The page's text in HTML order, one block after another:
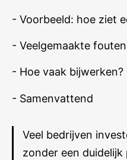
- Voorbeeld: hoe ziet
- Veelgemaakte fouten
- Hoe vaak bijwerken?
- Samenvattend
Veel bedrijven
zonder een